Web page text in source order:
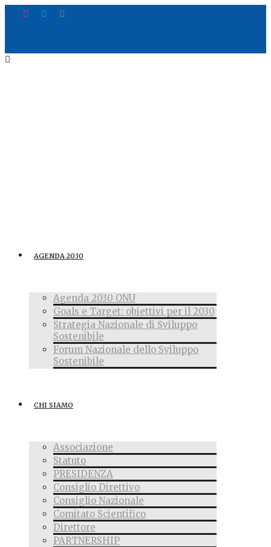
AGENDA 2030
Agenda 2030 ONU
Goals e Target: obiettivi per il 2030
Strategia Nazionale di Sviluppo
Sostenibile
Forum Nazionale dello Sviluppo
Sostenibile
CHI SIAMO
Associazione
Statuto
PRESIDENZA
Consiglio Direttivo
Consiglio Nazionale
Comitato Scientifico
Direttore
PARTNERSHIP